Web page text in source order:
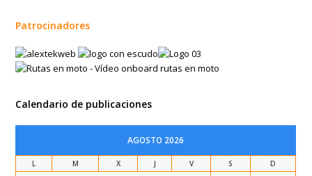
Patrocinadores
Calendario de publicaciones
AGOSTO 2026
L M X J V S
D